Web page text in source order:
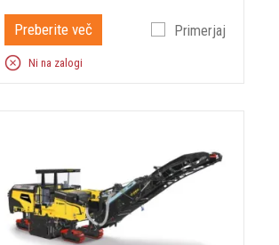
Preberite več Primerjaj
Ni na zalogi